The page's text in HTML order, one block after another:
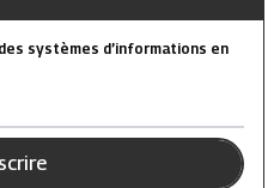
systèmes d’informations en